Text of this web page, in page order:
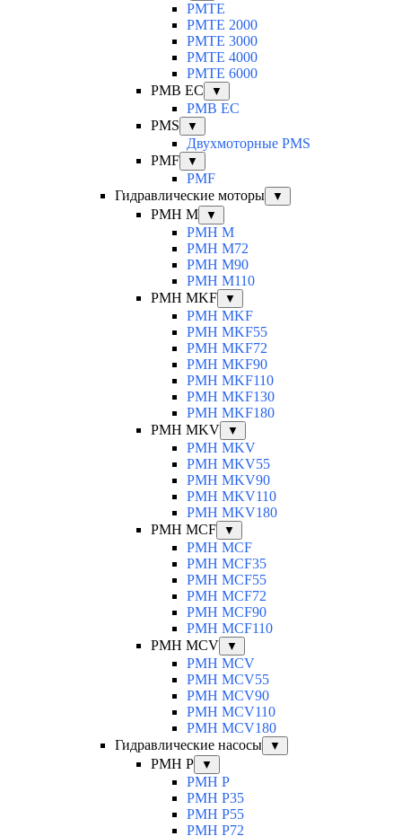
PMTE
PMTE 2000
PMTE 3000
PMTE 4000
PMTE 6000
PMB EC
▼
PMB EC
PMS
▼
Двухмоторные PMS
PMF
▼
PMF
Гидравлические моторы
▼
PMH M ▼
PMH M
PMH M72
PMH M90
PMH M110
PMH MKF
▼
PMH MKF
PMH MKF55
PMH MKF72
PMH MKF90
PMH MKF110
PMH MKF130
PMH MKF180
PMH MKV
▼
PMH MKV
PMH MKV55
PMH MKV90
PMH MKV110
PMH MKV180
PMH MCF
▼
PMH MCF
PMH MCF35
PMH MCF55
PMH MCF72
PMH MCF90
PMH MCF110
PMH MCV
▼
PMH MCV
PMH MCV55
PMH MCV90
PMH MCV110
PMH MCV180
Гидравлические насосы
▼
PMH P ▼
PMH P
PMH P35
PMH P55
PMH P72